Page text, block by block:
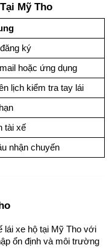
Mỹ Tho
ký
hoặc ứng dụng
lịch kiểm tra tay lái
tài xế
nhận chuyến
lái xe hộ tại Mỹ Tho với
ổn định và môi trường